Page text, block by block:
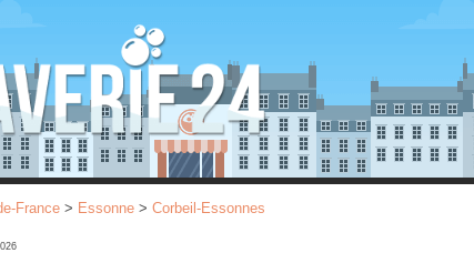
France > Essonne > Corbeil-Essonnes